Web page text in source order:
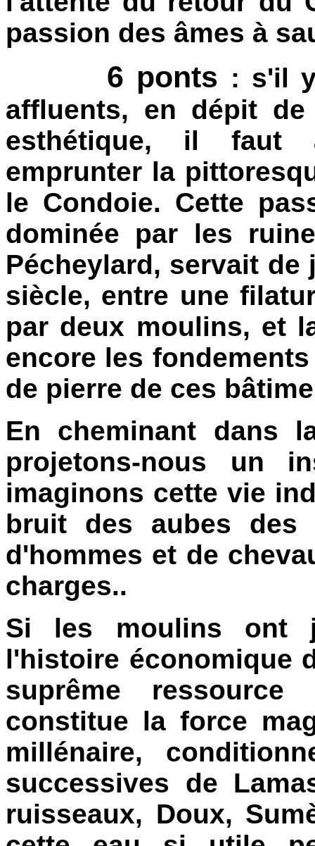
passion des âmes à
6 ponts : s'il
affluents, en dépit
esthétique, il faut
emprunter la
le Condoie. Cette
dominée par les
Pécheylard, servait
siècle, entre une
par deux moulins, et
encore les
de pierre de ces
En cheminant dans
projetons-nous un
imaginons cette vie
bruit des aubes des
d'hommes et de
charges..
Si les moulins ont
l'histoire économique
suprême
constitue la force
millénaire,
successives de
ruisseaux, Doux,